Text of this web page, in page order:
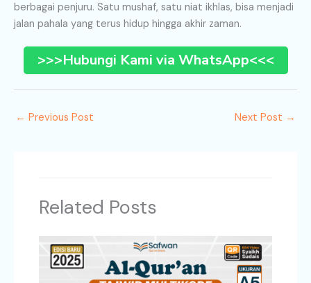
berbagai penjuru. Satu mushaf, satu niat ikhlas, bisa menjadi
jalan pahala yang terus hidup hingga akhir zaman.
>>>Hubungi Kami via WhatsApp<<<
← Previous Post Next Post →
Related Posts